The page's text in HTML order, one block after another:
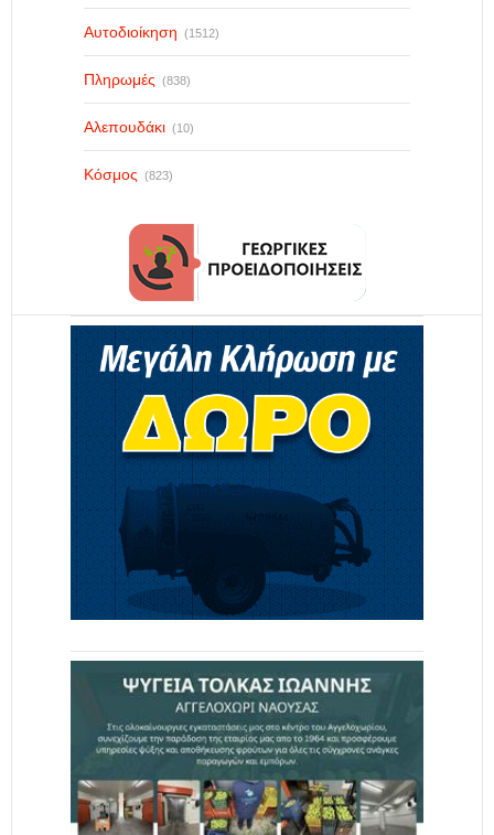
Αυτοδιοίκηση (1512)
Πληρωμές (838)
Αλεπουδάκι (10)
Κόσμος (823)